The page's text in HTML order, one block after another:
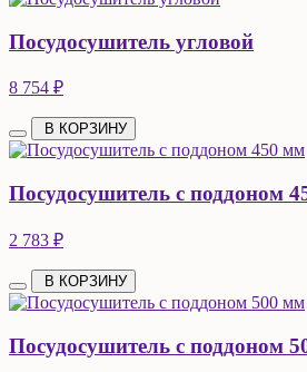
Посудосушитель угловой
8 754 ₽
В КОРЗИНУ
Посудосушитель с поддоном
2 783 ₽
В КОРЗИНУ
Посудосушитель с поддоном